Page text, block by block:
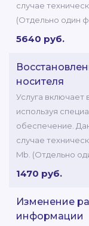
случае
(Отдельно один
5640 руб.
носителя
Услуга включает
используя
обеспечение.
случае
Mb. (Отдельно
1470 руб.
Изменение
информации